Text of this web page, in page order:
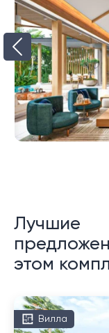
Лучшие
этом
Вилла